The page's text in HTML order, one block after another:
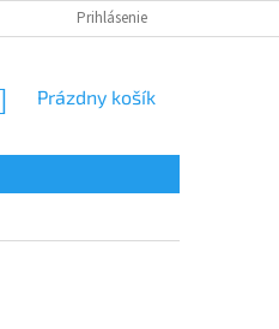
Prihlásenie
NÁKUPNÝ
Prázdny košík